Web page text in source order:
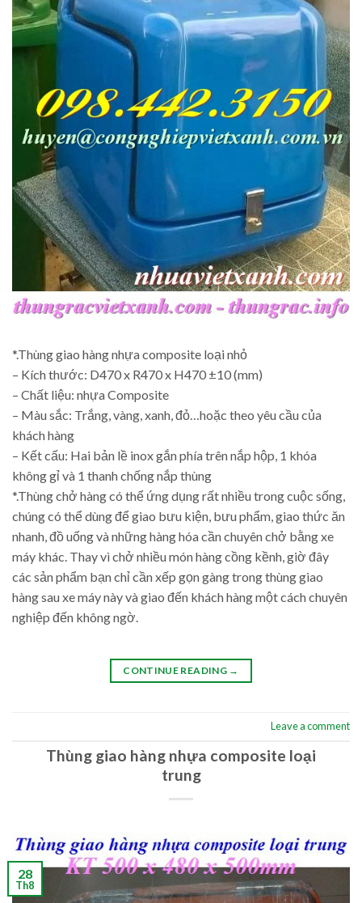
*.Thùng giao hàng nhựa composite loại nhỏ
– Kích thước: D470 x R470 x H470 ±10 (mm)
– Chất liệu: nhựa Composite
– Màu sắc: Trắng, vàng, xanh, đỏ…hoặc theo yêu cầu của
khách hàng
– Kết cấu: Hai bản lề inox gắn phía trên nắp hộp, 1 khóa
không gỉ và 1 thanh chống nắp thùng
*.Thùng chở hàng có thể ứng dụng rất nhiều trong cuộc sống,
chúng có thể dùng để giao bưu kiện, bưu phẩm, giao thức ăn
nhanh, đồ uống và những hàng hóa cần chuyên chở bằng xe
máy khác. Thay vì chở nhiều món hàng cồng kềnh, giờ đây
các sản phẩm bạn chỉ cần xếp gọn gàng trong thùng giao
hàng sau xe máy này và giao đến khách hàng một cách chuyên
nghiệp đến không ngờ.
CONTINUE READING →
Leave a comment
Thùng giao hàng nhựa composite loại
trung
28
Th8